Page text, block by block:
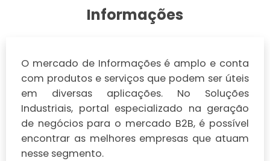
Informações
O mercado de Informações é amplo e conta
com produtos e serviços que podem ser úteis
em diversas aplicações. No Soluções
Industriais, portal especializado na geração
de negócios para o mercado B2B, é possível
encontrar as melhores empresas que atuam
nesse segmento.